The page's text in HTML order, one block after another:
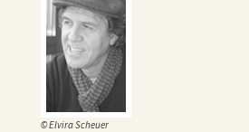
© Elvira Scheuer